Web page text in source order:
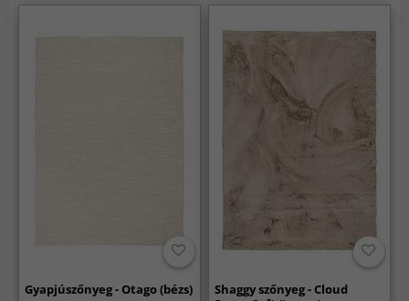
Gyapjúszőnyeg - Otago (bézs)
Shaggy szőnyeg - Cloud